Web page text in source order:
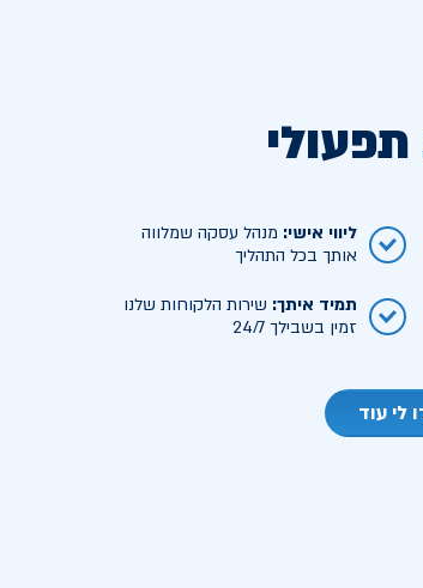
תפעולי
ליווי אישי: מנהל עסקה שמלווה
אותך בכל התהליך
תמיד איתך: שירות הלקוחות שלנו
זמין בשבילך 24/7
לי עוד